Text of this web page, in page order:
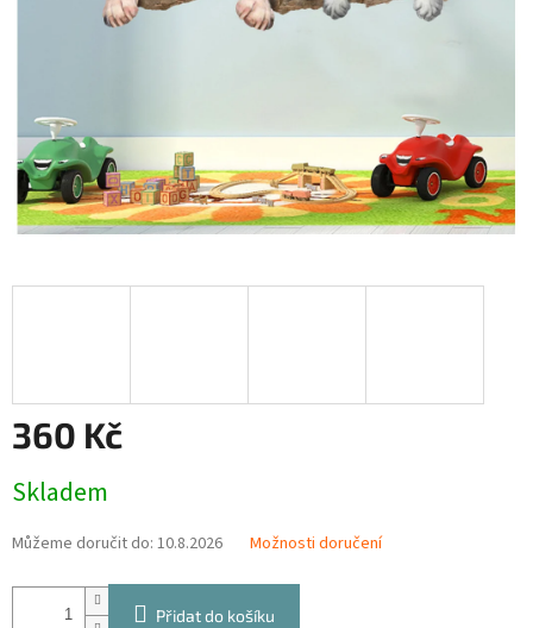
360 Kč
cena:
Skladem
Můžeme doručit do: 10.8.2026 Možnosti doručení
Přidat do košíku